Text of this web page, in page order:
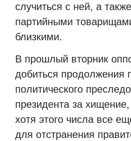
случиться с ней, а
партийными
близкими.
В прошлый вторник
добиться продолжения
политического
президента за
хотя этого числа все
для отстранения